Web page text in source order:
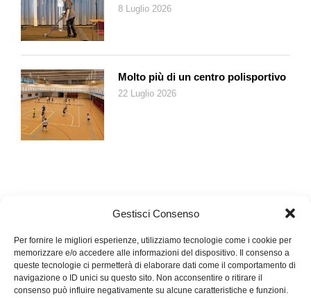
Gestisci Consenso
Per fornire le migliori esperienze, utilizziamo tecnologie come i cookie per
memorizzare e/o accedere alle informazioni del dispositivo. Il consenso a
queste tecnologie ci permetterà di elaborare dati come il comportamento di
navigazione o ID unici su questo sito. Non acconsentire o ritirare il
consenso può influire negativamente su alcune caratteristiche e funzioni.
8 Luglio 2026
Molto più di un centro polisportivo
22 Luglio 2026